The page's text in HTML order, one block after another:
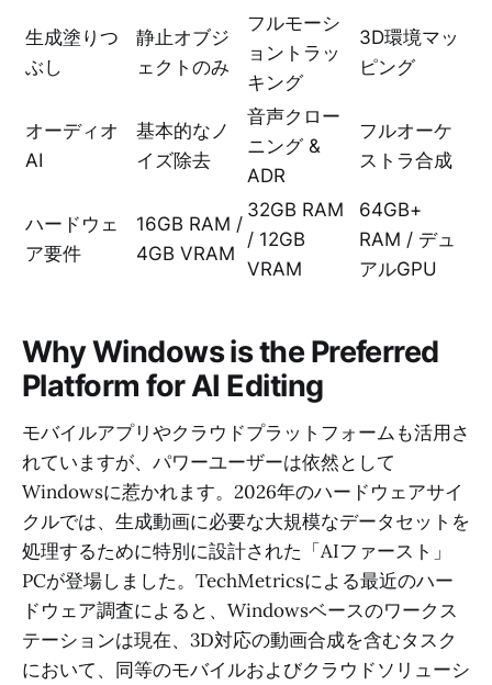
生成塗りつ
ぶし
静止オブジ
ェクトのみ
フルモーシ
ョントラッ
キング
3D環境マッ
ピング
オーディオ
AI
基本的なノ
イズ除去
音声クロー
ニング &
ADR
フルオーケ
ストラ合成
ハードウェ
ア要件
16GB RAM /
4GB VRAM
32GB RAM
/ 12GB
VRAM
64GB+
RAM / デュ
アルGPU
Why Windows is the Preferred
Platform for AI Editing
モバイルアプリやクラウドプラットフォームも活用さ
れていますが、パワーユーザーは依然として
Windowsに惹かれます。2026年のハードウェアサイ
クルでは、生成動画に必要な大規模なデータセットを
処理するために特別に設計された「AIファースト」
PCが登場しました。TechMetricsによる最近のハー
ドウェア調査によると、Windowsベースのワークス
テーションは現在、3D対応の動画合成を含むタスク
において、同等のモバイルおよびクラウドソリューシ